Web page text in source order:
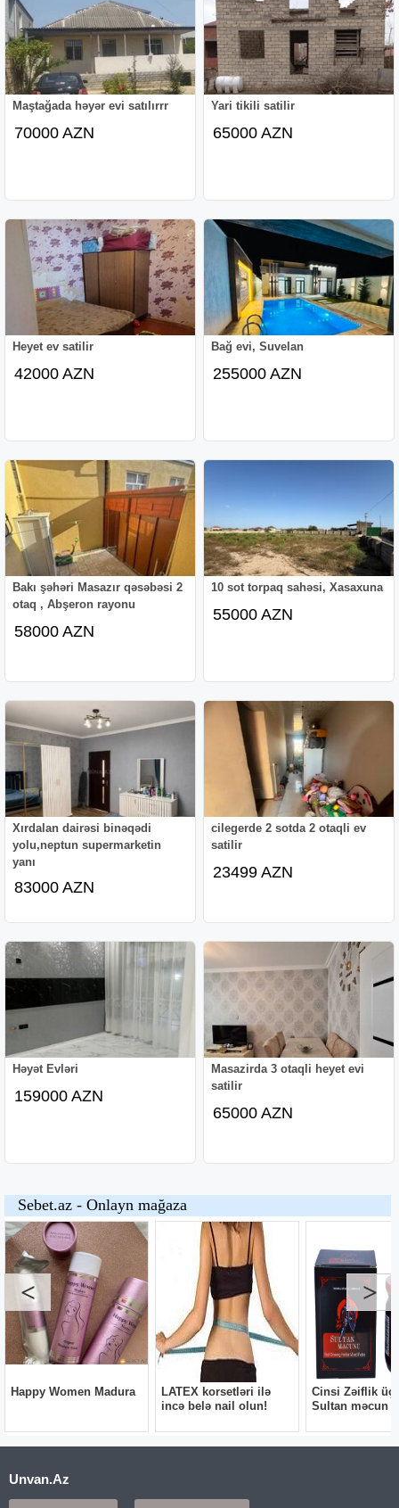
Maştağada həyər evi satılırrr
70000 AZN
Yari tikili satilir
65000 AZN
Heyet ev satilir
42000 AZN
Bağ evi, Suvelan
255000 AZN
Bakı şəhəri Masazır qəsəbəsi 2
otaq , Abşeron rayonu
58000 AZN
10 sot torpaq sahəsi, Xasaxuna
55000 AZN
Xırdalan dairəsi binəqədi
yolu,neptun supermarketin
yanı
83000 AZN
cilegerde 2 sotda 2 otaqli ev
satilir
23499 AZN
Həyət Evləri
159000 AZN
Masazirda 3 otaqli heyet evi
satilir
65000 AZN
Unvan.Az